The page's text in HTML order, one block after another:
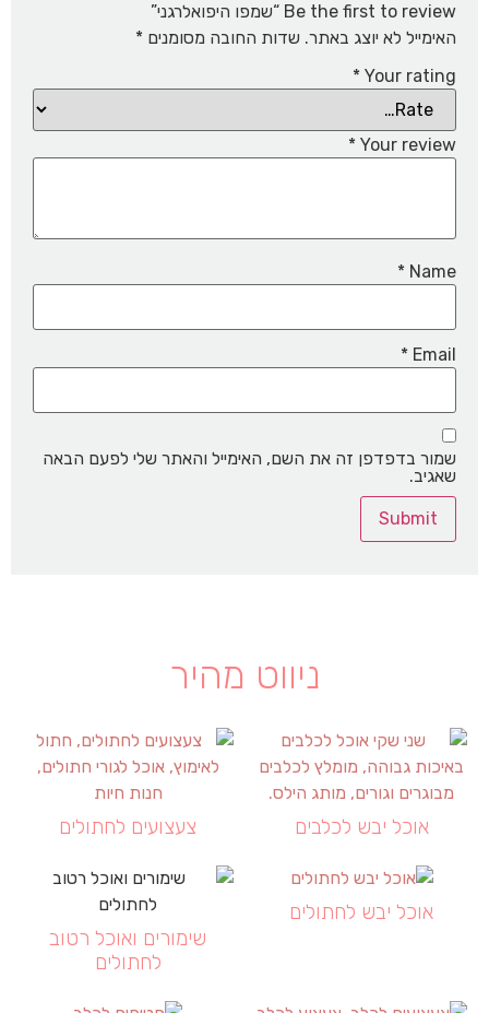
Be the first to review “שמפו היפואלרגני”
האימייל לא יוצג באתר. שדות החובה מסומנים *
Your rating
*
Your review
*
Name
*
Email
*
שמור בדפדפן זה את השם, האימייל והאתר שלי לפעם הבאה
שאגיב.
ניווט מהיר
אוכל יבש לכלבים צעצועים לחתולים
אוכל יבש לחתולים
שימורים ואוכל רטוב
לחתולים